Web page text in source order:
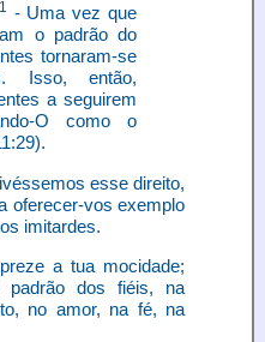
1 - Uma vez que
o padrão do
tornaram-se
Isso, então,
a seguirem
O como o
esse direito,
oferecer-vos exemplo
imitardes.
a tua mocidade;
padrão dos fiéis, na
no amor, na fé, na